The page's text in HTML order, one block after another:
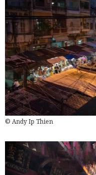
© Andy Ip Thien